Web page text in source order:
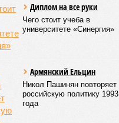
Диплом на все руки
Чего стоит учеба в
университете «Синергия»
Армянский Ельцин
Никол Пашинян повторяет
российскую политику 1993
года